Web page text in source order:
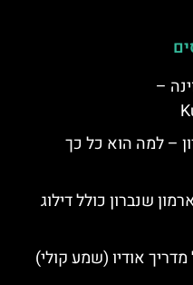
–
– למה הוא כל כך
שנברון כולל דילוג
אודיו (שמע קולי)